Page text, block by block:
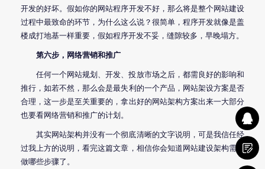
开发的好坏。假如你的网站程序开发不好，那么将是整个网站建设
过程中最致命的环节，为什么这么说？很简单，程序开发就像是盖
楼成打地基一样重要，假如程序开发不妥，缝隙较多，早晚塌方。
第六步，网络营销和推广
任何一个网站规划、开发、投放市场之后，都需良好的影响和
推行，如若不然，那么会是最失利的一个产品，网站架设方案是否
合理，这一步是至关重要的，拿出好的网站架构方案出来一大部分
也要看网络营销和推广的计划。
其实网站架构并没有一个彻底清晰的文字说明，可是我信任经
过我上方的说明，看完这篇文章，相信你会知道 网站建设架构需要
做哪些步骤了。